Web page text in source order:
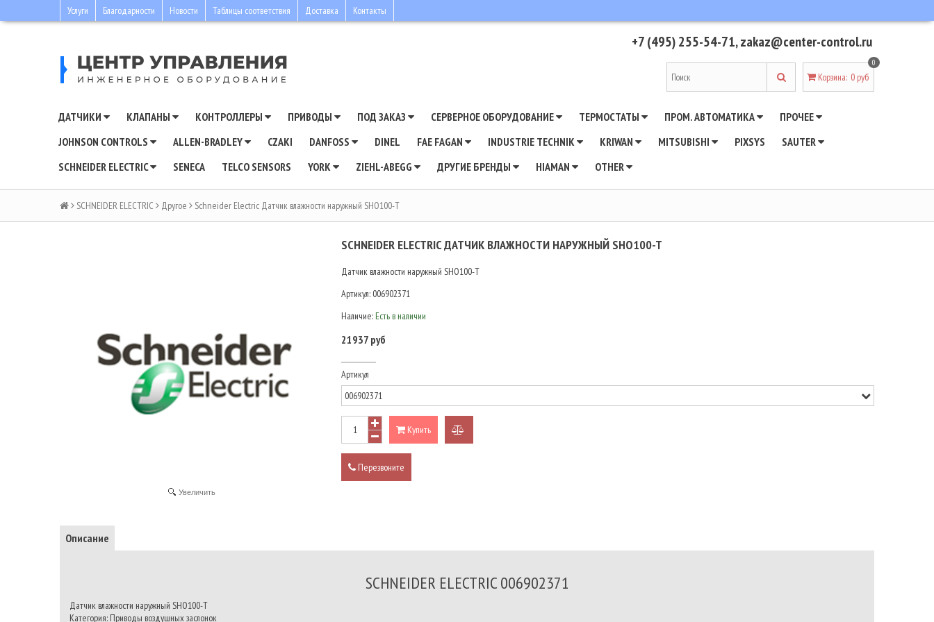
Услуги Благодарности Новости Таблицы соответствия Доставка Контакты
+7 (495) 255-54-71,zakaz@center-control.ru
Корзина:
0
0 руб
ДАТЧИКИ КЛАПАНЫ КОНТРОЛЛЕРЫ ПРИВОДЫ ПОД ЗАКАЗ СЕРВЕРНОЕ ОБОРУДОВАНИЕ ТЕРМОСТАТЫ ПРОМ. АВТОМАТИКА
ПРОЧЕЕ
JOHNSON CONTROLS
ALLEN-BRADLEY CZAKI DANFOSS DINEL FAE FAGAN INDUSTRIE TECHNIK KRIWAN MITSUBISHI PIXSYS
SAUTER
SCHNEIDER ELECTRIC
SENECA TELCO SENSORS YORK ZIEHL-ABEGG ДРУГИЕ БРЕНДЫ HIAMAN OTHER
SCHNEIDER ELECTRIC Другое Schneider Electric Датчик влажности наружный SHO100-T
Увеличить
SCHNEIDER ELECTRIC ДАТЧИК ВЛАЖНОСТИ НАРУЖНЫЙ SHO100-T
Датчик влажности наружный SHO100-T
Артикул: 006902371
Наличие: Есть в наличии
21937 руб
Артикул
Купить
Перезвоните
Описание
SCHNEIDER ELECTRIC 006902371
Датчик влажности наружный SHO100-T
Категория: Приводы воздушных заслонок